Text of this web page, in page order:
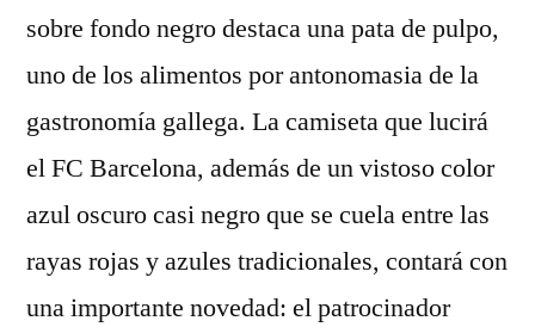
sobre fondo negro destaca una pata de pulpo,
uno de los alimentos por antonomasia de la
gastronomía gallega. La camiseta que lucirá
el FC Barcelona, además de un vistoso color
azul oscuro casi negro que se cuela entre las
rayas rojas y azules tradicionales, contará con
una importante novedad: el patrocinador